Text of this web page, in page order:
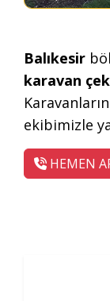
Balıkesir
karavan
ekibimizle
HEMEN